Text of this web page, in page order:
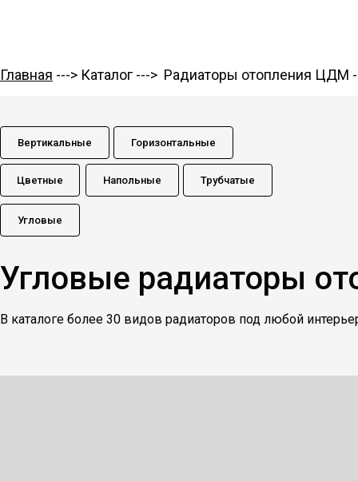
Главная ---> Каталог ---> Радиаторы отопления ЦДМ
Угловые
Цветные Трубчатые
Напольные
Горизонтальные
Вертикальные
Угловые радиаторы
В каталоге более 30 видов радиаторов под любой